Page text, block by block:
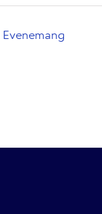
Evenemang